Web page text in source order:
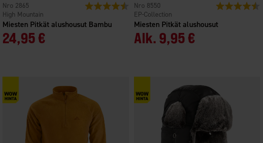
4.5 5:sta tähdestä
Miesten Pitkät alushousut Bambu
High Mountain
2865
24,95 €
Arvio: 4.7 5:sta tähdestä
Miesten Pitkät alushousut
EP-Collection
8550
Alk. 9,95 €
Arvio: